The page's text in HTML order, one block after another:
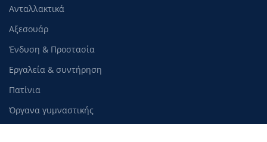
Ανταλλακτικά
Αξεσουάρ
Ένδυση & Προστασία
Εργαλεία & συντήρηση
Πατίνια
Όργανα γυμναστικής